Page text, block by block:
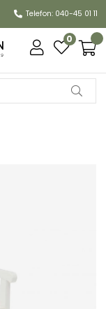
Telefon: 040-45 01 11
0